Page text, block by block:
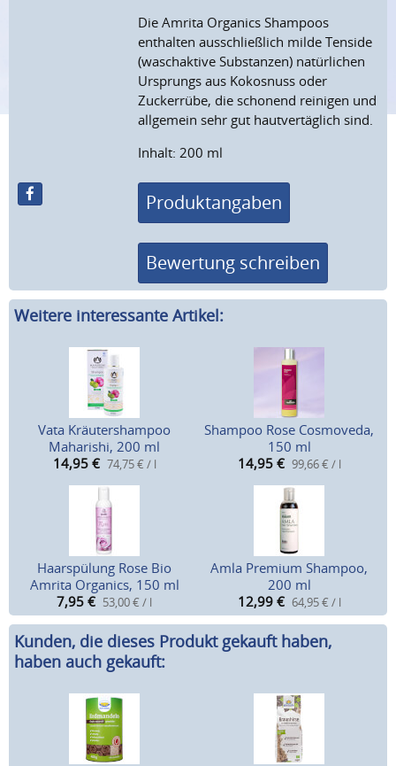
DieAmrita Organics Shampoos
enthalten ausschließlich milde Tenside
(waschaktive Substanzen) natürlichen
Ursprungs aus Kokosnuss oder
Zuckerrübe, die schonend reinigen und
allgemein sehr gut hautvertäglich sind.
Inhalt: 200 ml
Produktangaben
Bewertung schreiben
Weitere interessante Artikel:
Vata Kräutershampoo
Maharishi, 200 ml
14,95 € 74,75 € / l
Shampoo Rose Cosmoveda,
150 ml
14,95 € 99,66 € / l
Haarspülung Rose Bio
Amrita Organics, 150 ml
7,95 € 53,00 € / l
Amla Premium Shampoo,
200 ml
12,99 € 64,95 € / l
Kunden, die dieses Produkt gekauft haben,
haben auch gekauft: